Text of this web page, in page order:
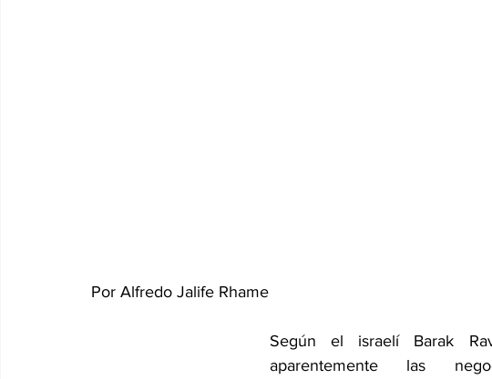
Por Alfredo Jalife Rhame
Según el israelí Barak
aparentemente las